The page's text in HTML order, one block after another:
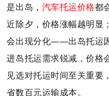
是出岛， 汽车托运价格都
近除夕，价格涨幅越明显
会出现分化——出岛托运
进岛托运需求锐减，价格
见选对托运时间至关重要
省数百元运输成本。